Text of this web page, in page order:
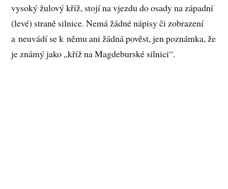
vysoký žulový kříž, stojí na vjezdu do osady na západní
(levé) straně silnice. Nemá žádné nápisy či zobrazení
a neuvádí se k němu ani žádná pověst, jen poznámka, že
je známý jako „kříž na Magdeburské silnici“.